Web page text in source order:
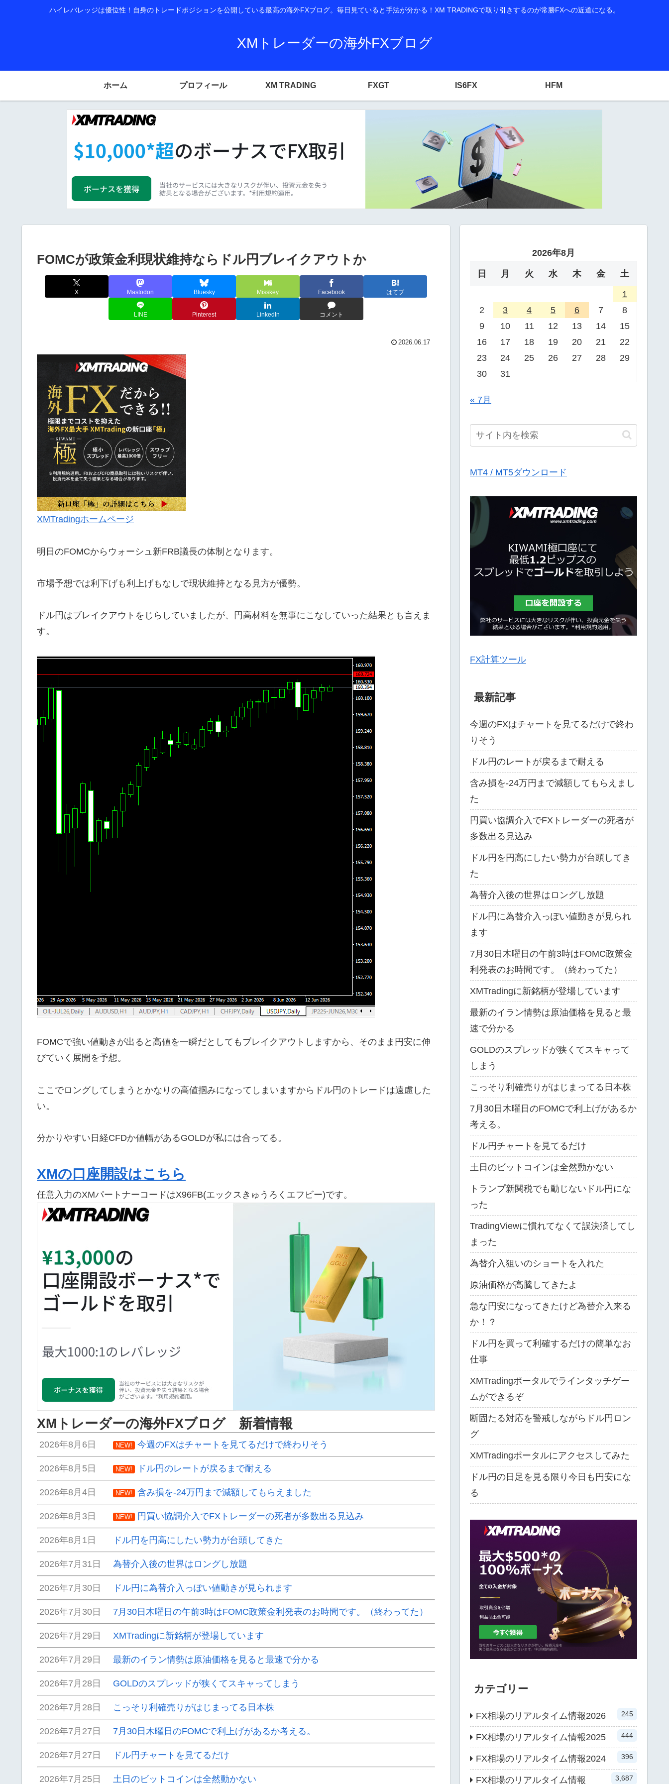
ハイレバレッジは優位性！自身のトレードポジションを公開している最高の海外FXブログ。毎日見ていると手法が分かる！XM TRADINGで取り引きするのが常勝FXへの近道になる。
XMトレーダーの海外FXブログ
ホーム プロフィール XM TRADING FXGT IS6FX HFM
FOMCが政策金利現状維持ならドル円ブレイクアウトか
X Mastodon Bluesky Misskey Facebook はてブ
LINE Pinterest LinkedIn コメント
2026.06.17
XMTradingホームページ
明日のFOMCからウォーシュ新FRB議長の体制となります。
市場予想では利下げも利上げもなしで現状維持となる見方が優勢。
ドル円はブレイクアウトをじらしていましたが、円高材料を無事にこなしていった結果とも言えま
す。
FOMCで強い値動きが出ると高値を一瞬だとしてもブレイクアウトしますから、そのまま円安に伸
びていく展開を予想。
ここでロングしてしまうとかなりの高値掴みになってしまいますからドル円のトレードは遠慮した
い。
分かりやすい日経CFDか値幅があるGOLDが私には合ってる。
XMの口座開設はこちら
任意入力のXMパートナーコードはX96FB(エックスきゅうろくエフビー)です。
XMトレーダーの海外FXブログ 新着情報
2026年8月6日 NEW! 今週のFXはチャートを見てるだけで終わりそう
2026年8月5日 NEW! ドル円のレートが戻るまで耐える
2026年8月4日 NEW! 含み損を-24万円まで減額してもらえました
2026年8月3日 NEW! 円買い協調介入でFXトレーダーの死者が多数出る見込み
2026年8月1日 ドル円を円高にしたい勢力が台頭してきた
2026年7月31日 為替介入後の世界はロングし放題
2026年7月30日 ドル円に為替介入っぽい値動きが見られます
2026年7月30日 7月30日木曜日の午前3時はFOMC政策金利発表のお時間です。（終わってた）
2026年7月29日 XMTradingに新銘柄が登場しています
2026年7月29日 最新のイラン情勢は原油価格を見ると最速で分かる
2026年7月28日 GOLDのスプレッドが狭くてスキャってしまう
2026年7月28日 こっそり利確売りがはじまってる日本株
2026年7月27日 7月30日木曜日のFOMCで利上げがあるか考える。
2026年7月27日 ドル円チャートを見てるだけ
2026年7月25日 土日のビットコインは全然動かない
2026年8月
日 月 火 水 木 金 土
1
2
3 4 5 6 7
8
9
10 11 12 13 14
15
16
17 18 19 20 21
22
23
24 25 26 27 28
29
30
31
« 7月
MT4 / MT5ダウンロード
FX計算ツール
最新記事
今週のFXはチャートを見てるだけで終わ
りそう
ドル円のレートが戻るまで耐える
含み損を-24万円まで減額してもらえまし
た
円買い協調介入でFXトレーダーの死者が
多数出る見込み
ドル円を円高にしたい勢力が台頭してき
た
為替介入後の世界はロングし放題
ドル円に為替介入っぽい値動きが見られ
ます
7月30日木曜日の午前3時はFOMC政策金
利発表のお時間です。（終わってた）
XMTradingに新銘柄が登場しています
最新のイラン情勢は原油価格を見ると最
速で分かる
GOLDのスプレッドが狭くてスキャって
しまう
こっそり利確売りがはじまってる日本株
7月30日木曜日のFOMCで利上げがあるか
考える。
ドル円チャートを見てるだけ
土日のビットコインは全然動かない
トランプ新関税でも動じないドル円にな
った
TradingViewに慣れてなくて誤決済してし
まった
為替介入狙いのショートを入れた
原油価格が高騰してきたよ
急な円安になってきたけど為替介入来る
か！？
ドル円を買って利確するだけの簡単なお
仕事
XMTradingポータルでラインタッチゲー
ムができるぞ
断固たる対応を警戒しながらドル円ロン
グ
XMTradingポータルにアクセスしてみた
ドル円の日足を見る限り今日も円安にな
る
カテゴリー
FX相場のリアルタイム情報2026 245
FX相場のリアルタイム情報2025 444
FX相場のリアルタイム情報2024 396
FX相場のリアルタイム情報 3,687